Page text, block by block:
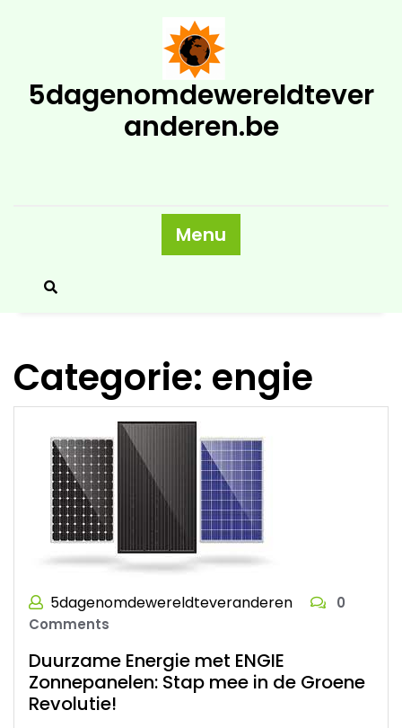
5dagenomdewereldtever
anderen.be
Menu
Categorie: engie
5dagenomdewereldteveranderen
0
Comments
Duurzame Energie met ENGIE
Zonnepanelen: Stap mee in de Groene
Revolutie!